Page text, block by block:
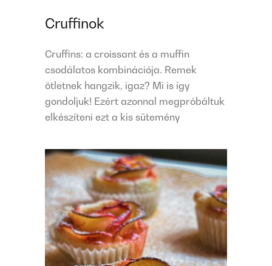
Cruffinok
Cruffins: a croissant és a muffin
csodálatos kombinációja. Remek
ötletnek hangzik, igaz? Mi is így
gondoljuk! Ezért azonnal megpróbáltuk
elkészíteni ezt a kis sütemény